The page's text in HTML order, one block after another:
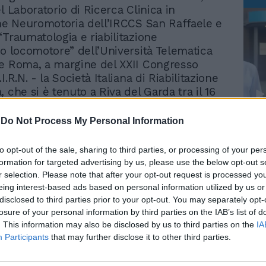
Do Not Process My Personal Information
opt-out of the sale, sharing to third parties, or processing of your
for targeted advertising by us, please use the below opt-out
selection. Please note that after your opt-out request is processed
interest-based ads based on personal information utilized by us
to third parties prior to your opt-out. You may separately
of your personal information by third parties on the IAB’s list of
This information may also be disclosed by us to third parties on the
Participants that may further disclose it to other third parties.
Laboratorio di Ricerca Clinica in
Neuromotoria dell’IRCCS San Raffaele e
e riabilitazione
locomotore” dell’Università Telematica
Roma, a margine del XXII Congresso
- la Società Italiana di Riabilitazione
che si è tenuto a Riva del Garda tra il 16
sulla teleriabilitazione della stabilità
persone con malattia di Parkinson,
riabilitazione convenzionale a domicilio,
del progetto della Rete IRCCS delle
e della Neuroriabilitazione dal titolo
implementazione di un Network Italiano
per la continuità
che ha coinvolto sei Istituti di Ricovero
Rudy Giuliani a Come States?
Trump, Meloni e la strategia
americana